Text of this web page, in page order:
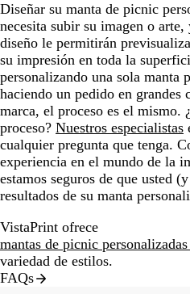
Diseñar su manta de picnic
necesita subir su imagen o arte,
diseño le permitirán
su impresión en toda la
personalizando una sola manta
haciendo un pedido en grandes
marca, el proceso es el mismo.
proceso? Nuestros especialistas
cualquier pregunta que tenga.
experiencia en el mundo de la
estamos seguros de que usted
resultados de su manta
VistaPrint ofrece
mantas de picnic
variedad de estilos.
FAQs